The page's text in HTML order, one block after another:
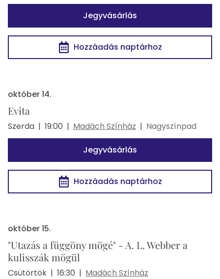
Jegyvásárlás
Hozzáadás naptárhoz
október 14.
Evita
Szerda | 19:00 | Madách Színház | Nagyszínpad
Jegyvásárlás
Hozzáadás naptárhoz
október 15.
"Utazás a függöny mögé" - A. L. Webber a
kulisszák mögül
Csütörtök | 16:30 | Madách Színház